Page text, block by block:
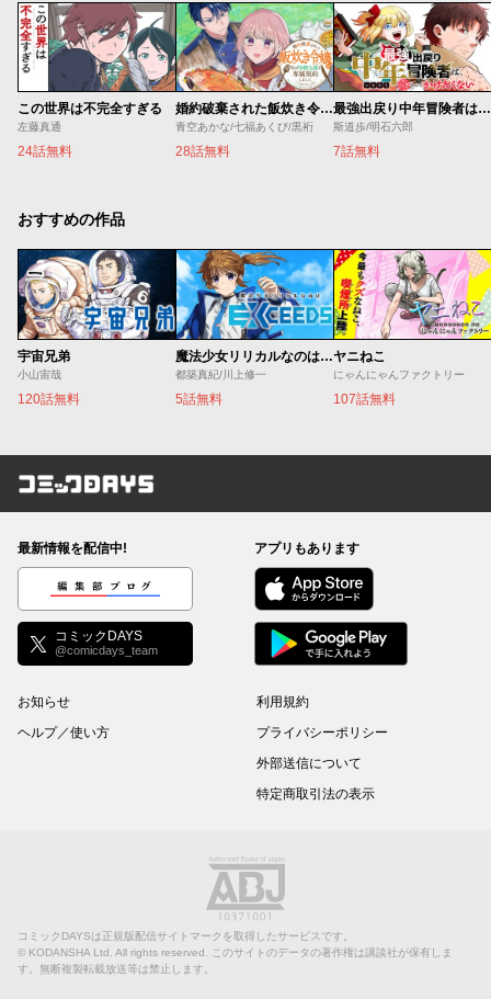
この世界は不完全すぎる
左藤真通
24話無料
婚約破棄された飯炊き令嬢の私は冷酷公爵と専属契約しました～ですが胃袋を掴んだ結果、冷たかった公爵様がどんどん優しくなっています～
青空あかな/七福あくび/黒裄
28話無料
最強出戻り中年冒険者は、今さら命なんてかけたくない
斯道歩/明石六郎
7話無料
おすすめの作品
宇宙兄弟
小山宙哉
120話無料
魔法少女リリカルなのは EXCEEDS
都築真紀/川上修一
5話無料
ヤニねこ
にゃんにゃんファクトリー
107話無料
コミックDAYS
最新情報を配信中!
編集部ブログ
コミックDAYS
@comicdays_team
アプリもあります
お知らせ
ヘルプ／使い方
利用規約
プライバシーポリシー
外部送信について
特定商取引法の表示
コミックDAYSは正規版配信サイトマークを取得したサービスです。
© KODANSHA Ltd. All rights reserved. このサイトのデータの著作権は講談社が保有しま
す。無断複製転載放送等は禁止します。